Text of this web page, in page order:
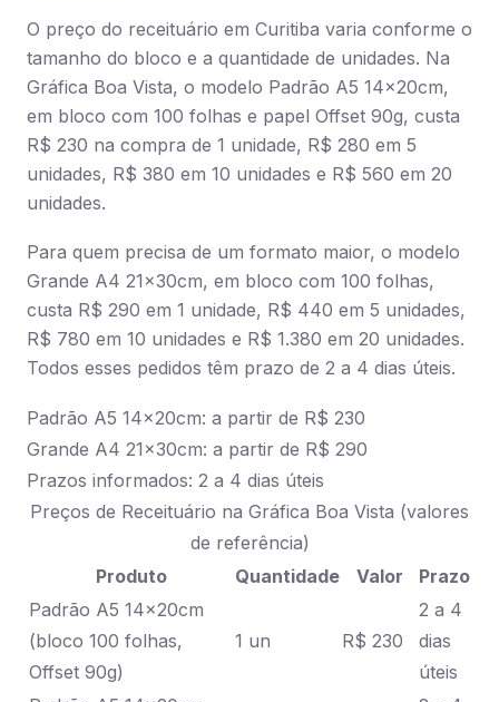
O preço do receituário em Curitiba varia conforme o
tamanho do bloco e a quantidade de unidades. Na
Gráfica Boa Vista, o modelo Padrão A5 14x20cm,
em bloco com 100 folhas e papel Offset 90g, custa
R$ 230 na compra de 1 unidade, R$ 280 em 5
unidades, R$ 380 em 10 unidades e R$ 560 em 20
unidades.
Para quem precisa de um formato maior, o modelo
Grande A4 21x30cm, em bloco com 100 folhas,
custa R$ 290 em 1 unidade, R$ 440 em 5 unidades,
R$ 780 em 10 unidades e R$ 1.380 em 20 unidades.
Todos esses pedidos têm prazo de 2 a 4 dias úteis.
Padrão A5 14x20cm: a partir de R$ 230
Grande A4 21x30cm: a partir de R$ 290
Prazos informados: 2 a 4 dias úteis
Preços de Receituário na Gráfica Boa Vista (valores
de referência)
Produto
Quantidade Valor
Prazo
Padrão A5 14x20cm
(bloco 100 folhas,
Offset 90g)
1 un R$ 230
2 a 4
dias
úteis